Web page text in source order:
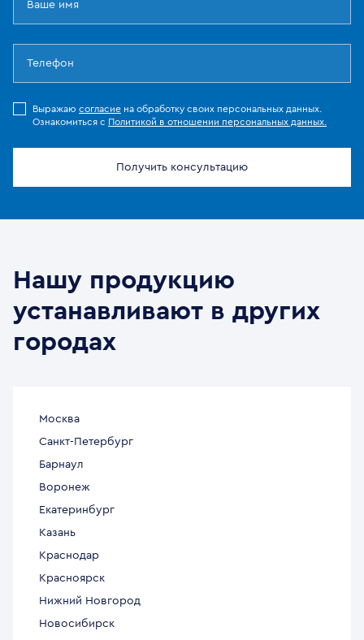
Выражаю согласие на обработку своих персональных данных.
Ознакомиться с Политикой в отношении персональных данных.
Получить консультацию
Нашу продукцию
устанавливают в других
городах
Москва
Санкт-Петербург
Барнаул
Воронеж
Екатеринбург
Казань
Краснодар
Красноярск
Нижний Новгород
Новосибирск